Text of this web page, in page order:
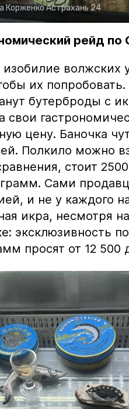
КорженкоАстрахань 24
рейд по
изобилие волжских
их
бутерброды с
свои
цену. Баночка
Полкило можно
стоит
Сами
и не у каждого
икра, несмотря
эксклюзивность
просят от 12 500